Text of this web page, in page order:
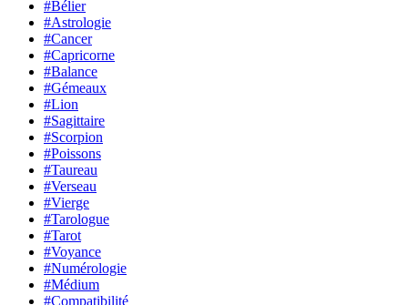
#Bélier
#Astrologie
#Cancer
#Capricorne
#Balance
#Gémeaux
#Lion
#Sagittaire
#Scorpion
#Poissons
#Taureau
#Verseau
#Vierge
#Tarologue
#Tarot
#Voyance
#Numérologie
#Médium
#Compatibilité